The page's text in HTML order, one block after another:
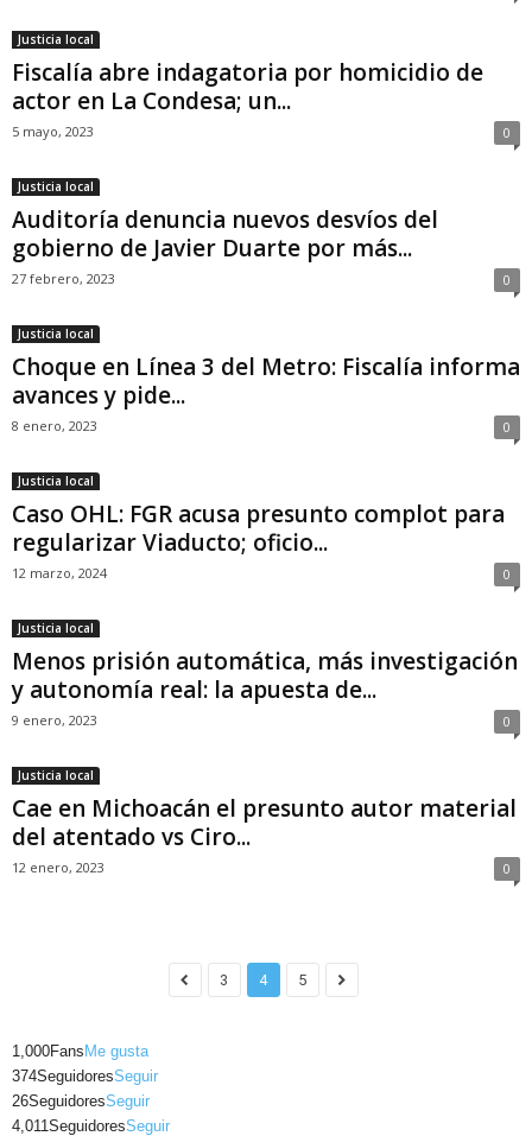
Justicia local
Fiscalía abre indagatoria por homicidio de
actor en La Condesa; un...
5 mayo, 2023 0
Justicia local
Auditoría denuncia nuevos desvíos del
gobierno de Javier Duarte por más...
27 febrero, 2023 0
Justicia local
Choque en Línea 3 del Metro: Fiscalía informa
avances y pide...
8 enero, 2023 0
Justicia local
Caso OHL: FGR acusa presunto complot para
regularizar Viaducto; oficio...
12 marzo, 2024 0
Justicia local
Menos prisión automática, más investigación
y autonomía real: la apuesta de...
9 enero, 2023 0
Justicia local
Cae en Michoacán el presunto autor material
del atentado vs Ciro...
12 enero, 2023 0
3 4 5
1,000Fans Me gusta
374SeguidoresSeguir
26SeguidoresSeguir
4,011SeguidoresSeguir